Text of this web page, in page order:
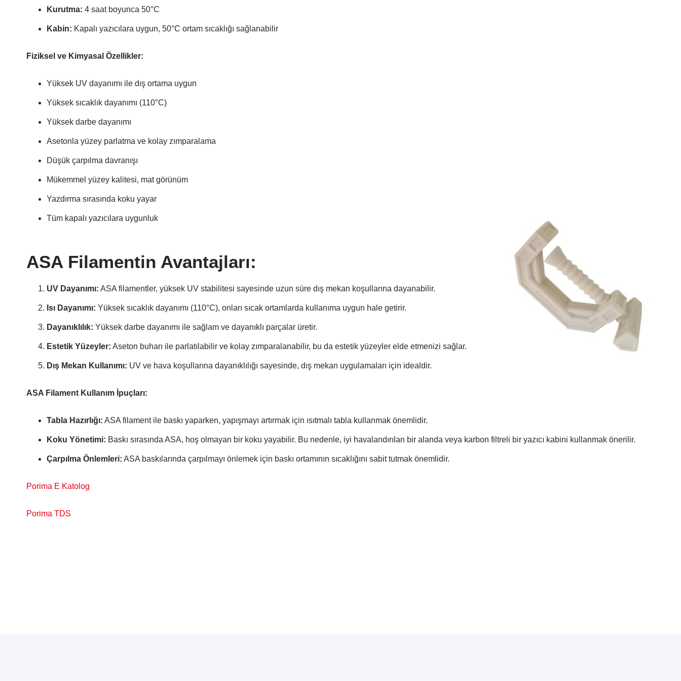
Kurutma: 4 saat boyunca 50°C
Kabin: Kapalı yazıcılara uygun, 50°C ortam sıcaklığı sağlanabilir
Fiziksel ve Kimyasal Özellikler:
Yüksek UV dayanımı ile dış ortama uygun
Yüksek sıcaklık dayanımı (110°C)
Yüksek darbe dayanımı
Asetonla yüzey parlatma ve kolay zımparalama
Düşük çarpılma davranışı
Mükemmel yüzey kalitesi, mat görünüm
Yazdırma sırasında koku yayar
Tüm kapalı yazıcılara uygunluk
ASA Filamentin Avantajları:
UV Dayanımı: ASA filamentler, yüksek UV stabilitesi sayesinde uzun süre dış mekan koşullarına dayanabilir.
Isı Dayanımı: Yüksek sıcaklık dayanımı (110°C), onları sıcak ortamlarda kullanıma uygun hale getirir.
Dayanıklılık: Yüksek darbe dayanımı ile sağlam ve dayanıklı parçalar üretir.
Estetik Yüzeyler: Aseton buharı ile parlatılabilir ve kolay zımparalanabilir, bu da estetik yüzeyler elde etmenizi sağlar.
Dış Mekan Kullanımı: UV ve hava koşullarına dayanıklılığı sayesinde, dış mekan uygulamaları için idealdir.
ASA Filament Kullanım İpuçları:
Tabla Hazırlığı: ASA filament ile baskı yaparken, yapışmayı artırmak için ısıtmalı tabla kullanmak önemlidir.
Koku Yönetimi: Baskı sırasında ASA, hoş olmayan bir koku yayabilir. Bu nedenle, iyi havalandırılan bir alanda veya karbon filtreli bir yazıcı kabini kullanmak önerilir.
Çarpılma Önlemleri: ASA baskılarında çarpılmayı önlemek için baskı ortamının sıcaklığını sabit tutmak önemlidir.
Porima E Katolog
Porima TDS